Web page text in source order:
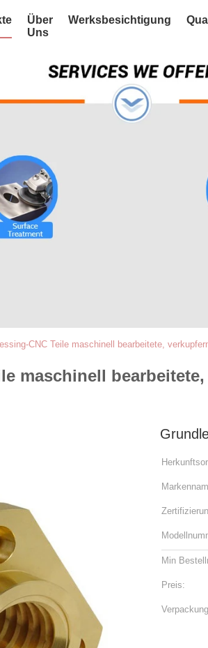
Über
Uns
Werksbesichtigung
CNC Teile maschinell bearbeitete,
maschinell
Min
Preis: